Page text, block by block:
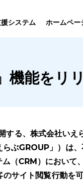
システム
仲介
け機能
ホームペー
制作につ
ニュース一覧
機能を
する、株式会社いえ
ぶGROUP」）は
（CRM）において
サイト閲覧行動を